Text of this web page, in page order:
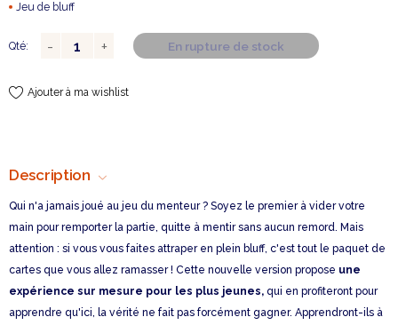
Jeu de bluff
Qté: En rupture de stock
Ajouter à ma wishlist
Description
Qui n'a jamais joué au jeu du menteur ? Soyez le premier à vider votre
main pour remporter la partie, quitte à mentir sans aucun remord. Mais
attention : si vous vous faites attraper en plein bluff, c'est tout le paquet de
cartes que vous allez ramasser ! Cette nouvelle version propose une
expérience sur mesure pour les plus jeunes, qui en profiteront pour
apprendre qu'ici, la vérité ne fait pas forcément gagner. Apprendront-ils à